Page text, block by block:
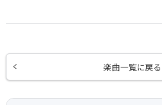
楽曲一覧に戻る